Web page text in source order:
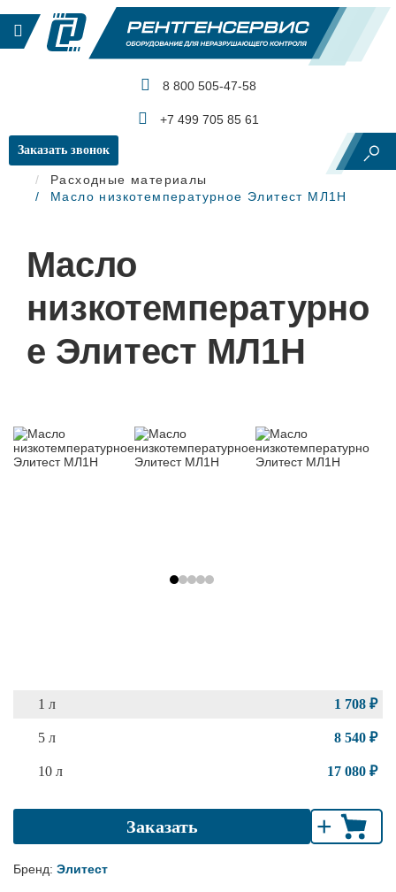
8 800 505-47-58
+7 499 705 85 61
Заказать звонок
Главная
Магнитопорошковый контроль
Расходные материалы
Масло низкотемпературное Элитест МЛ1Н
Масло
низкотемпературно
е Элитест МЛ1Н
1 708 ₽
1 л
8 540 ₽
5 л
17 080 ₽
10 л
Заказать +
Бренд: Элитест